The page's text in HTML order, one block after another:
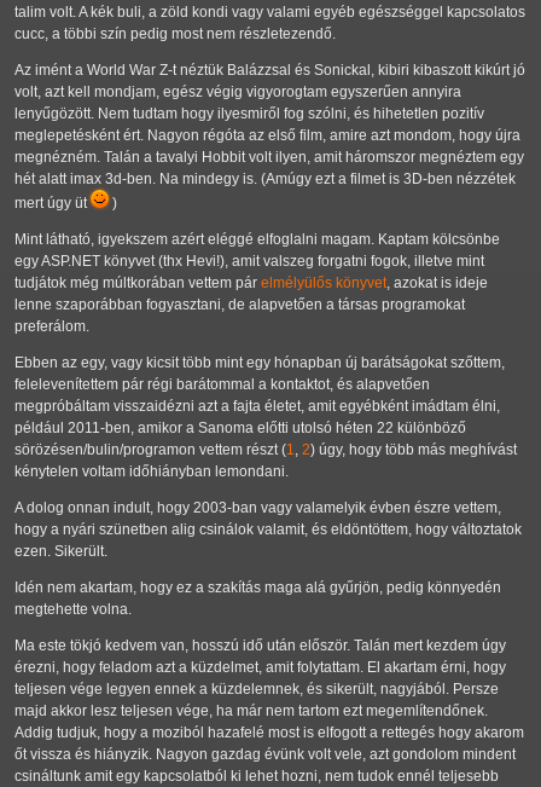
talim volt. A kék buli, a zöld kondi vagy valami egyéb egészséggel kapcsolatos
cucc, a többi szín pedig most nem részletezendő.
Az imént a World War Z-t néztük Balázzsal és Sonickal, kibiri kibaszott kikúrt jó
volt, azt kell mondjam, egész végig vigyorogtam egyszerűen annyira
lenyűgözött. Nem tudtam hogy ilyesmiről fog szólni, és hihetetlen pozitív
meglepetésként ért. Nagyon régóta az első film, amire azt mondom, hogy újra
megnézném. Talán a tavalyi Hobbit volt ilyen, amit háromszor megnéztem egy
hét alatt imax 3d-ben. Na mindegy is. (Amúgy ezt a filmet is 3D-ben nézzétek
mert úgy üt
)
Mint látható, igyekszem azért eléggé elfoglalni magam. Kaptam kölcsönbe
egy ASP.NET könyvet (thx Hevi!), amit valszeg forgatni fogok, illetve mint
tudjátok még múltkorában vettem pár elmélyülős könyvet , azokat is ideje
lenne szaporábban fogyasztani, de alapvetően a társas programokat
preferálom.
Ebben az egy, vagy kicsit több mint egy hónapban új barátságokat szőttem,
felelevenítettem pár régi barátommal a kontaktot, és alapvetően
megpróbáltam visszaidézni azt a fajta életet, amit egyébként imádtam élni,
például 2011-ben, amikor a Sanoma előtti utolsó héten 22 különböző
sörözésen/bulin/programon vettem részt (1 2) úgy, hogy több más meghívást
kénytelen voltam időhiányban lemondani.
A dolog onnan indult, hogy 2003-ban vagy valamelyik évben észre vettem,
hogy a nyári szünetben alig csinálok valamit, és eldöntöttem, hogy változtatok
ezen. Sikerült.
Idén nem akartam, hogy ez a szakítás maga alá gyűrjön, pedig könnyedén
megtehette volna.
Ma este tökjó kedvem van, hosszú idő után először. Talán mert kezdem úgy
érezni, hogy feladom azt a küzdelmet, amit folytattam. El akartam érni, hogy
teljesen vége legyen ennek a küzdelemnek, és sikerült, nagyjából. Persze
majd akkor lesz teljesen vége, ha már nem tartom ezt megemlítendőnek.
Addig tudjuk, hogy a moziból hazafelé most is elfogott a rettegés hogy akarom
őt vissza és hiányzik. Nagyon gazdag évünk volt vele, azt gondolom mindent
csináltunk amit egy kapcsolatból ki lehet hozni, nem tudok ennél teljesebb